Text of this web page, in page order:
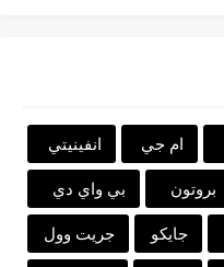
ام جي انفينيتي
بروتون بي واي دي
جايكو جريت وول